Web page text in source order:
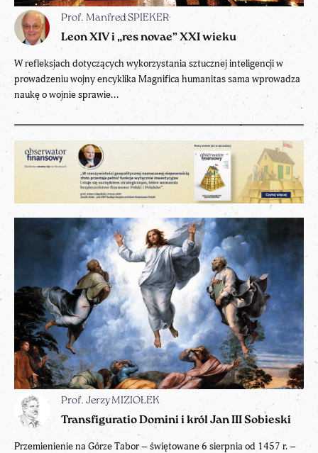
Prof. Manfred SPIEKER
Leon XIV i „res novae” XXI wieku
W refleksjach dotyczących wykorzystania sztucznej inteligencji w
prowadzeniu wojny encyklika Magnifica humanitas sama wprowadza
naukę o wojnie sprawie...
Prof. Jerzy MIZIOŁEK
Transfiguratio Domini i król Jan III Sobieski
Przemienienie na Górze Tabor – świętowane 6 sierpnia od 1457 r. –